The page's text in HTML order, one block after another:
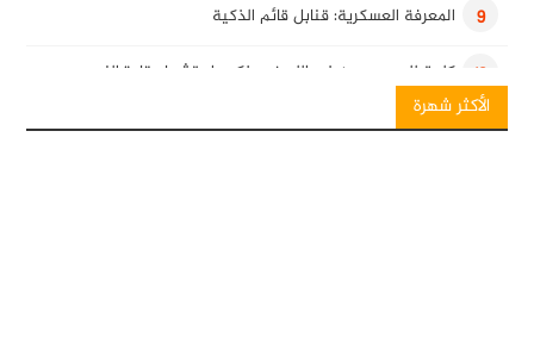
9 المعرفة العسكرية: قنابل قائم الذكية
10 كلمة للسيد حسن نصرالله في ذكرى استشهاد قادة النصر
الأكثر شهرة